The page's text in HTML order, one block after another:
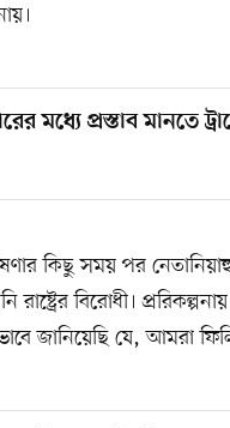
মধ্যে প্রস্তাব মানতে
কিছু সময় পর
রাষ্ট্রের বিরোধী।
জানিয়েছি যে, আমরা